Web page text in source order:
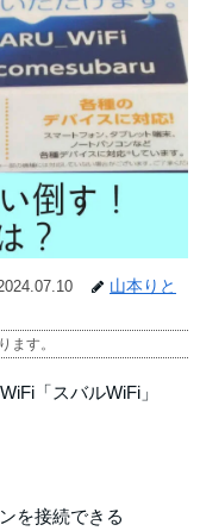
山本りと
ます。
「スバルWiFi」
を接続できる